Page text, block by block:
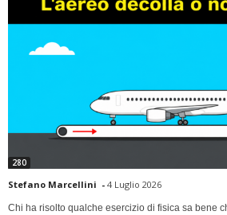
280
Stefano Marcellini - 4 Luglio 2026
Chi ha risolto qualche esercizio di fisica sa bene